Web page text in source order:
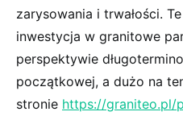
zarysowania i trwałości.
inwestycja w granitowe
perspektywie
początkowej, a dużo na
stronie https://graniteo.pl/